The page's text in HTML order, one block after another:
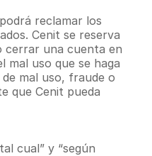
reclamar los
Cenit se reserva
cerrar una cuenta en
mal uso que se haga
mal uso, fraude o
que Cenit pueda
cual” y “según